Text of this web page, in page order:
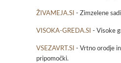
ŽIVAMEJA.SI - Zimzelene
VISOKA-GREDA.SI - Visoke
VSEZAVRT.SI - Vrtno orodje
pripomočki.